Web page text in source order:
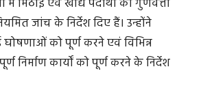
जांच के निर्देश दिए हैं। उन्होंने
घोषणाओं को पूर्ण करने एवं विभिन्न
निर्माण कार्यों को पूर्ण करने के निर्देश